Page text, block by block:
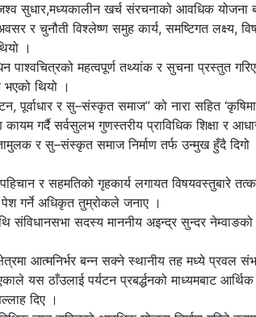
सुधार,मध्यकालीन खर्च संरचनाको आवधिक योजना
र चुनौती विश्लेष्ण समुह कार्य, समष्टिगत लक्ष्य,
।
पाश्वचित्रको महत्वपूर्ण तथ्यांक र सुचना प्रस्तुत
थियो ।
पूर्वाधार र सु–संस्कृत समाज” को नारा सहित ‘कृषिमा
कायम गर्दै सर्वसुलभ गुणस्तरीय प्राविधिक शिक्षा र
र सु–संस्कृत समाज निर्माण तर्फ उन्मुख हुँदै दिगो
र सहमतिको गृहकार्य लगायत विषयवस्तुबारे
पेश गर्ने अधिकृत तुम्रोकले जनाए ।
संविधानसभा सदस्य माननीय अइन्द्र सुन्दर नेम्वाङको
आत्मनिर्भर बन्न सक्ने स्थानीय तह मध्ये प्रवल
यस ठाँउलाई पर्यटन प्रबर्द्धनको माध्यमबाट आर्थिक
दिए ।